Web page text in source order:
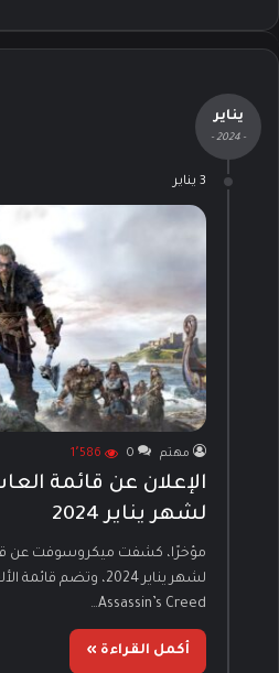
يناير
- 2024 -
3 يناير
مهتم 0 1٬586
لشهر يناير 2024
لشهر يناير 2024، وتضم
Assassin’s Creed…
أكمل القراءة »